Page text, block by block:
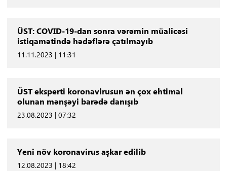
ÜST: COVID-19-dan sonra vərəmin müalicəsi
istiqamətində hədəflərə çatılmayıb
11.11.2023 | 11:31
ÜST eksperti koronavirusun ən çox ehtimal
olunan mənşəyi barədə danışıb
23.08.2023 | 07:32
Yeni növ koronavirus aşkar edilib
12.08.2023 | 18:42